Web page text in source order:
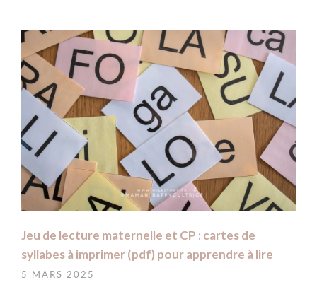
Jeu de lecture maternelle et CP : cartes de
syllabes à imprimer (pdf) pour apprendre à lire
5 MARS 2025